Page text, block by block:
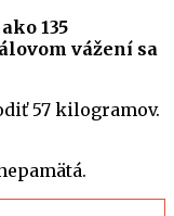
135
vážení sa
57 kilogramov.